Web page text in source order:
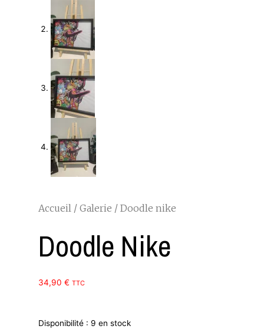
Accueil/ Galerie / Doodle nike
Doodle Nike
34,90 € TTC
Disponibilité : 9 en stock